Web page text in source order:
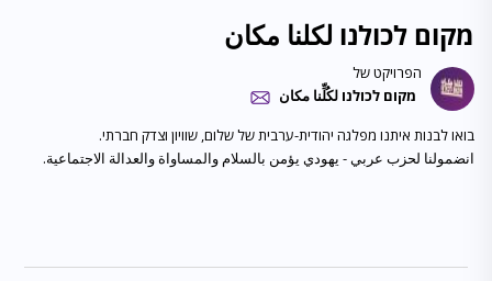
מקום לכולנו لكلنا مكان
הפרויקט של
מקום לכולנו لكُلِّنا مكان
انضمولنا لحزب عربي - يهودي يؤمن بالسلام والمساواة والعدالة الاجتماعية.